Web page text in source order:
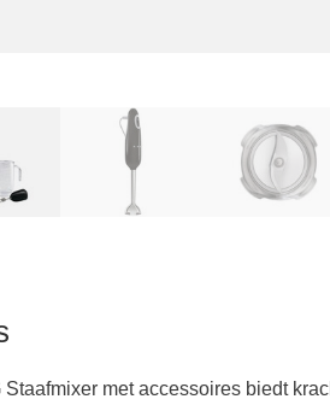
Staafmixer met accessoires biedt